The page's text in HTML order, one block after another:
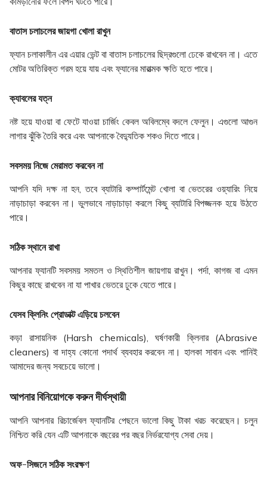
বাতাস চলাচলের জায়গা খোলা রাখুন
ফ্যান চলাকালীন এর এয়ার ভেন্ট বা বাতাস চলাচলের ছিদ্রগুলো ঢেকে রাখবেন না। এতে
মোটর অতিরিক্ত গরম হয়ে যায় এবং ফ্যানের মারাত্মক ক্ষতি হতে পারে।
ক্যাবলের যত্ন
নষ্ট হয়ে যাওয়া বা ফেটে যাওয়া চার্জিং কেবল অবিলম্বে বদলে ফেলুন। এগুলো আগুন
লাগার ঝুঁকি তৈরি করে এবং আপনাকে বৈদ্যুতিক শকও দিতে পারে।
সবসময় নিজে মেরামত করবেন না
আপনি যদি দক্ষ না হন, তবে ব্যাটারি কম্পার্টমেন্ট খোলা বা ভেতরের ওয়্যারিং নিয়ে
নাড়াচাড়া করবেন না। ভুলভাবে নাড়াচাড়া করলে কিছু ব্যাটারি বিপজ্জনক হয়ে উঠতে
পারে।
সঠিক স্থানে রাখা
আপনার ফ্যানটি সবসময় সমতল ও স্থিতিশীল জায়গায় রাখুন। পর্দা, কাগজ বা এমন
কিছুর কাছে রাখবেন না যা পাখার ভেতরে ঢুকে যেতে পারে।
যেসব ক্লিনিং প্রোডাক্ট এড়িয়ে চলবেন
কড়া রাসায়নিক (Harsh chemicals), ঘর্ষণকারী ক্লিনার (Abrasive
cleaners) বা দাহ্য কোনো পদার্থ ব্যবহার করবেন না। হালকা সাবান এবং পানিই
আমাদের জন্য সবচেয়ে ভালো।
আপনার বিনিয়োগকে করুন দীর্ঘস্থায়ী
আপনি আপনার রিচার্জেবল ফ্যানটির পেছনে ভালো কিছু টাকা খরচ করেছেন। চলুন
নিশ্চিত করি যেন এটি আপনাকে বছরের পর বছর নির্ভরযোগ্য সেবা দেয়।
অফ-সিজনে সঠিক সংরক্ষণ